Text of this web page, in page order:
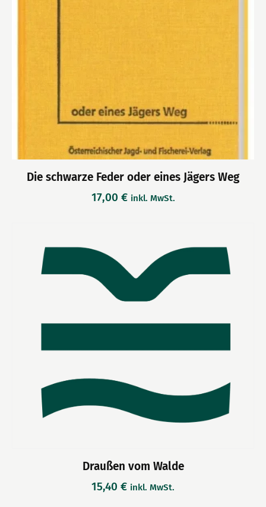
Die schwarze Feder oder eines Jägers Weg
17,00 € inkl. MwSt.
Draußen vom Walde
15,40 € inkl. MwSt.